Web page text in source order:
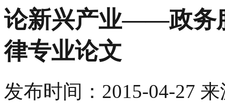
论新兴产业――政务
律专业论文
发布时间： 2015-04-27 来